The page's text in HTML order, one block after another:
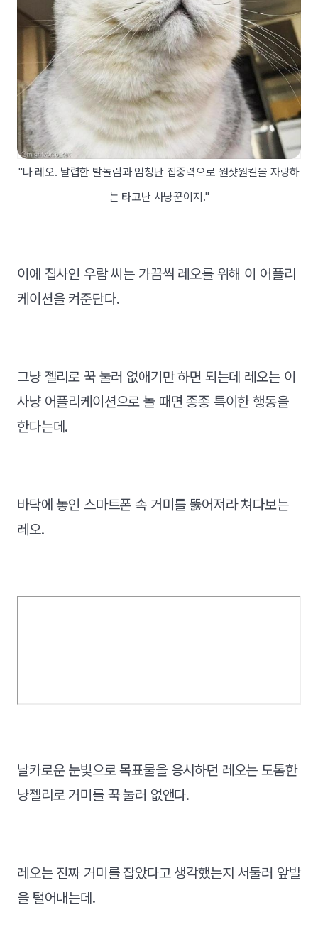
"나 레오. 날렵한 발놀림과 엄청난 집중력으로 원샷원킬을 자랑하
는 타고난 사냥꾼이지."
이에 집사인 우람 씨는 가끔씩 레오를 위해 이 어플리
케이션을 켜준단다.
그냥 젤리로 꾹 눌러 없애기만 하면 되는데 레오는 이
사냥 어플리케이션으로 놀 때면 종종 특이한 행동을
한다는데.
바닥에 놓인 스마트폰 속 거미를 뚫어져라 쳐다보는
레오.
날카로운 눈빛으로 목표물을 응시하던 레오는 도톰한
냥젤리로 거미를 꾹 눌러 없앤다.
레오는 진짜 거미를 잡았다고 생각했는지 서둘러 앞발
을 털어내는데.